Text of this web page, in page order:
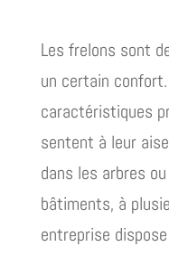
Les frelons sont
un certain
caractéristiques
sentent à leur
dans les arbres
bâtiments, à
entreprise